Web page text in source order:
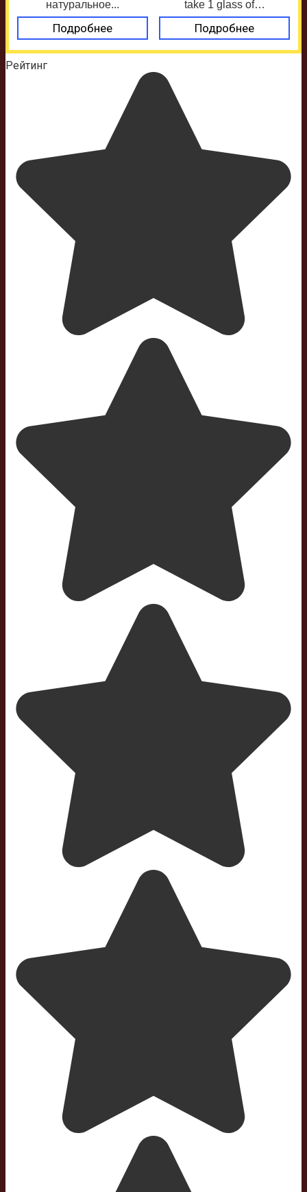
натуральное...
Подробнее
take 1 glass of…
Подробнее
Рейтинг